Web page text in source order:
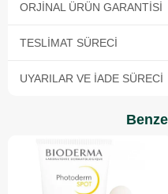
ORJINAL ÜRÜN GARANTISI
TESLIMAT SÜRECI
UYARILAR VE İADE SÜRECI